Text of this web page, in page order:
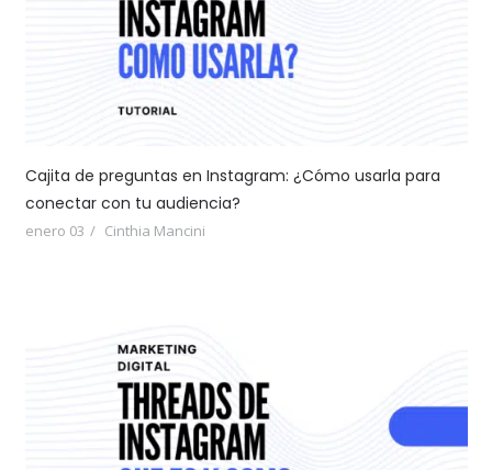
Cajita de preguntas en Instagram: ¿Cómo usarla para
conectar con tu audiencia?
enero 03 Cinthia Mancini